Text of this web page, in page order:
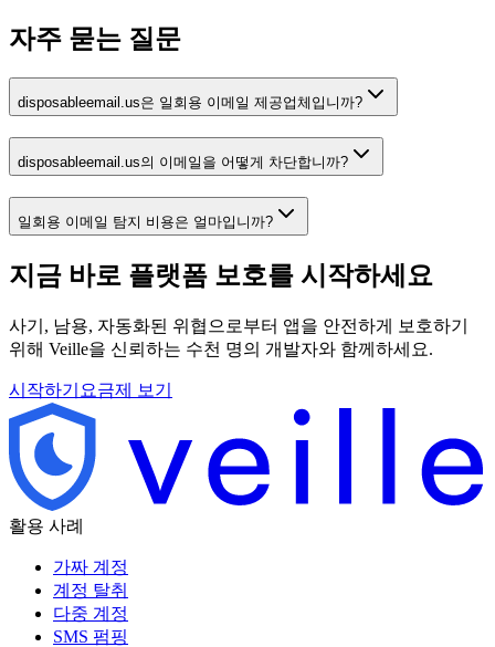
자주 묻는 질문
disposableemail.us은 일회용 이메일 제공업체입니까?
disposableemail.us의 이메일을 어떻게 차단합니까?
일회용 이메일 탐지 비용은 얼마입니까?
지금 바로 플랫폼 보호를 시작하세요
사기, 남용, 자동화된 위협으로부터 앱을 안전하게 보호하기
위해 Veille을 신뢰하는 수천 명의 개발자와 함께하세요.
시작하기 요금제 보기
활용 사례
가짜 계정
계정 탈취
다중 계정
SMS 펌핑